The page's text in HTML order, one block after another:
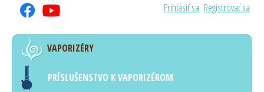
Prihlásiť sa Registrovať sa
VAPORIZÉRY
PRÍSLUŠENSTVO K VAPORIZÉROM